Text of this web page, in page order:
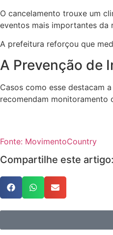
O cancelamento trouxe um
eventos mais importantes da
A prefeitura reforçou que
A Prevenção de
Casos como esse destacam
recomendam monitoramento
Fonte: MovimentoCountry
Compartilhe este artigo: